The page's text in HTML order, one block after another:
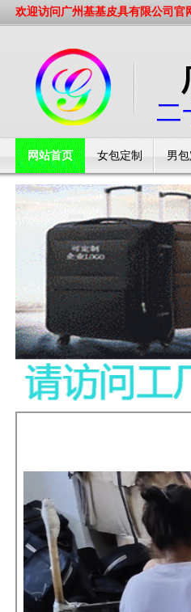
欢迎访问广州基基皮具有限公司官
网站首页 女包定制 男包
工厂简介